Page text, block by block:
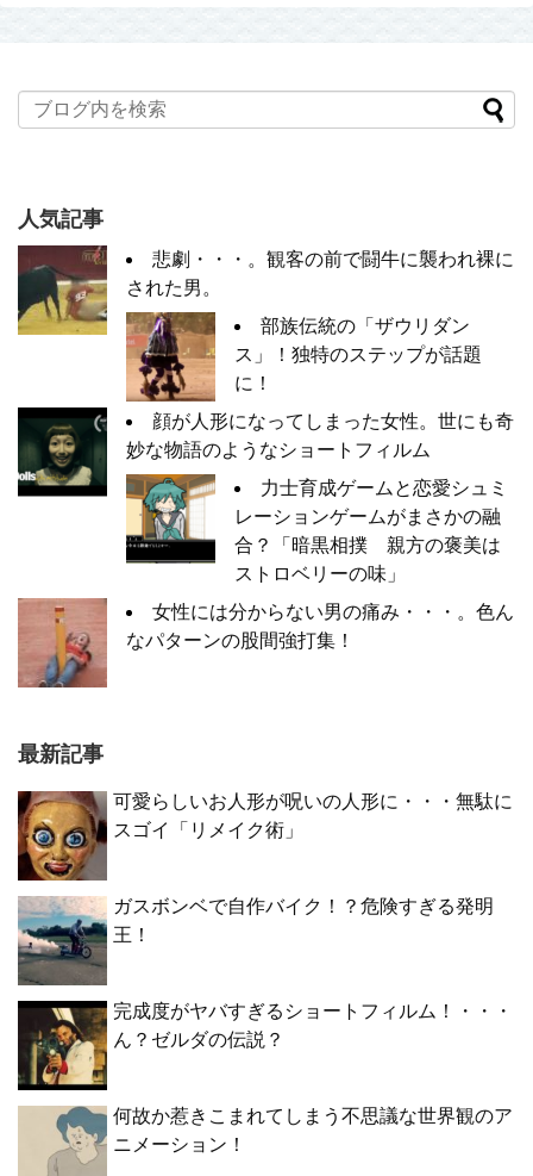
人気記事
悲劇・・・。観客の前で闘牛に襲われ裸に
された男。
部族伝統の「ザウリダン
ス」！独特のステップが話題
に！
顔が人形になってしまった女性。世にも奇
妙な物語のようなショートフィルム
力士育成ゲームと恋愛シュミ
レーションゲームがまさかの融
合？「暗黒相撲 親方の褒美は
ストロベリーの味」
女性には分からない男の痛み・・・。色ん
なパターンの股間強打集！
最新記事
可愛らしいお人形が呪いの人形に・・・無駄に
スゴイ「リメイク術」
ガスボンベで自作バイク！？危険すぎる発明
王！
完成度がヤバすぎるショートフィルム！・・・
ん？ゼルダの伝説？
何故か惹きこまれてしまう不思議な世界観のア
ニメーション！